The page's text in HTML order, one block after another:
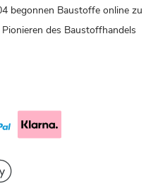
begonnen Baustoffe online zu
des Baustoffhandels